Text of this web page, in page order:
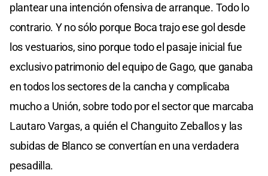
plantear una intención ofensiva de arranque. Todo lo
contrario. Y no sólo porque Boca trajo ese gol desde
los vestuarios, sino porque todo el pasaje inicial fue
exclusivo patrimonio del equipo de Gago, que ganaba
en todos los sectores de la cancha y complicaba
mucho a Unión, sobre todo por el sector que marcaba
Lautaro Vargas, a quién el Changuito Zeballos y las
subidas de Blanco se convertían en una verdadera
pesadilla.